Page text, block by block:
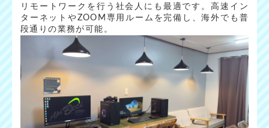
リモートワークを行う社会人にも最適です。高速イン
ターネットやZOOM専用ルームを完備し、海外でも普
段通りの業務が可能。